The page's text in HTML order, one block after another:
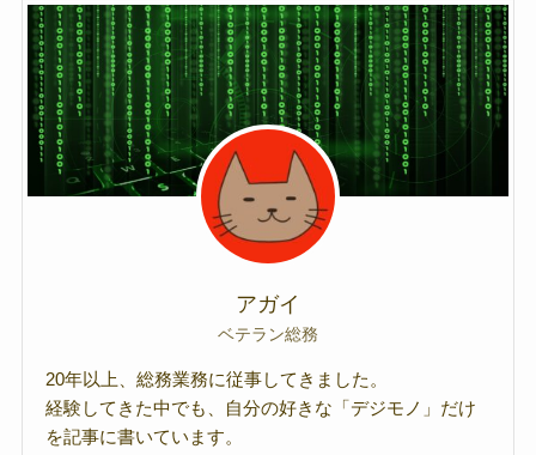
アガイ
ベテラン総務
20年以上、総務業務に従事してきました。
経験してきた中でも、自分の好きな「デジモノ」だけ
を記事に書いています。